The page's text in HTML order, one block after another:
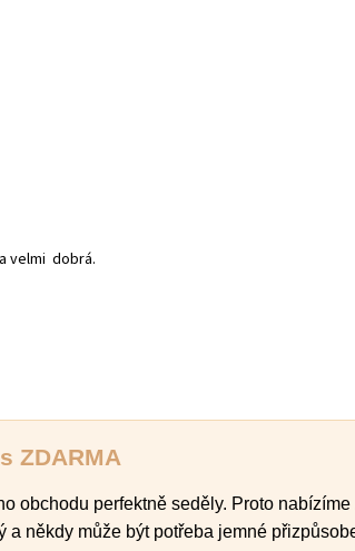
velmi dobrá.
ZDARMA
obchodu perfektně seděly. Proto nabízíme
někdy může být potřeba jemné